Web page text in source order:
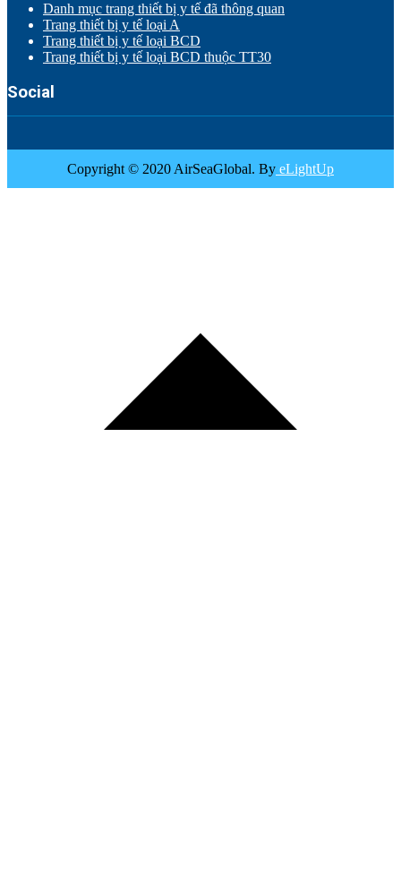
Danh mục trang thiết bị y tế đã thông quan
Trang thiết bị y tế loại A
Trang thiết bị y tế loại BCD
Trang thiết bị y tế loại BCD thuộc TT30
Social
Copyright © 2020 AirSeaGlobal. By eLightUp